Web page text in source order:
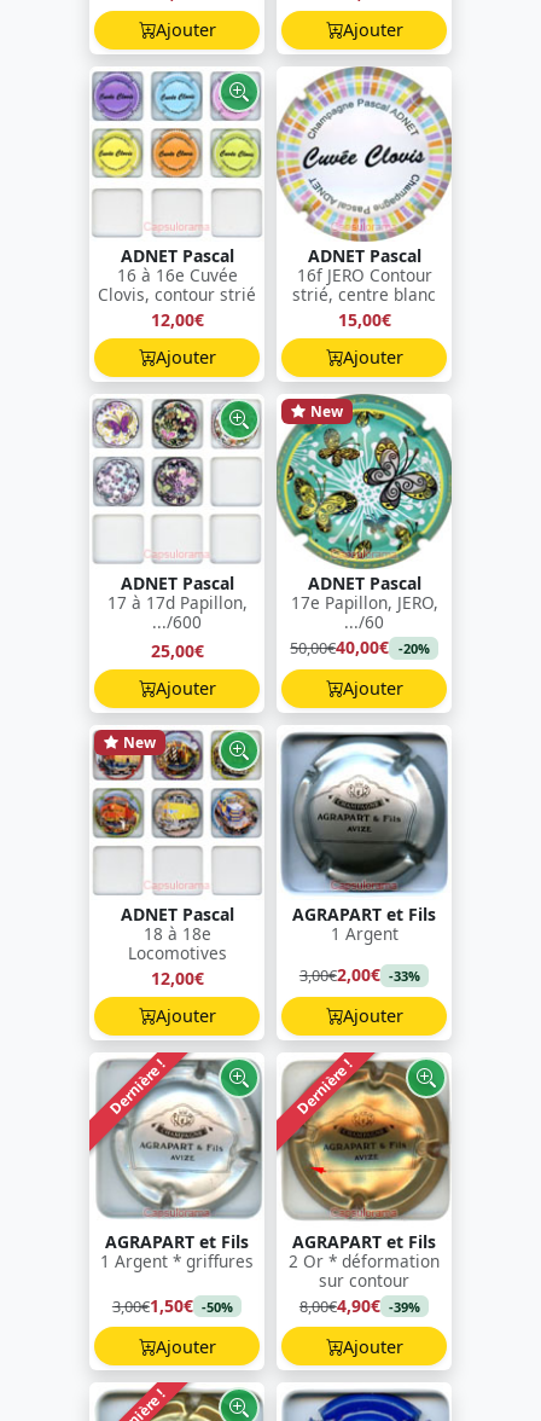
Ajouter
Ajouter
ADNET Pascal
16 à 16e Cuvée
Clovis, contour strié
12,00€
Ajouter
ADNET Pascal
16f JERO Contour
strié, centre blanc
15,00€
Ajouter
ADNET Pascal
17 à 17d Papillon,
.../600
25,00€
Ajouter
New
ADNET Pascal
17e Papillon, JERO,
.../60
50,00€40,00€ -20%
Ajouter
New
ADNET Pascal
18 à 18e
Locomotives
12,00€
Ajouter
AGRAPART et Fils
1 Argent
3,00€2,00€ -33%
Ajouter
Dernière !
AGRAPART et Fils
1 Argent * griffures
3,00€1,50€ -50%
Ajouter
Dernière !
AGRAPART et Fils
2 Or * déformation
sur contour
8,00€4,90€ -39%
Ajouter